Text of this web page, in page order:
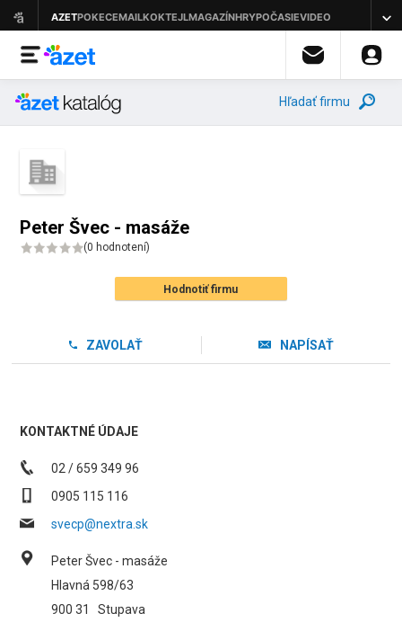
Hľadať firmu
Peter Švec - masáže
(0 hodnotení)
Hodnotiť firmu
ZAVOLAŤ NAPÍSAŤ
KONTAKTNÉ ÚDAJE
02 / 659 349 96
0905 115 116
svecp@nextra.sk
Peter Švec - masáže
Hlavná 598/63
900 31
Stupava